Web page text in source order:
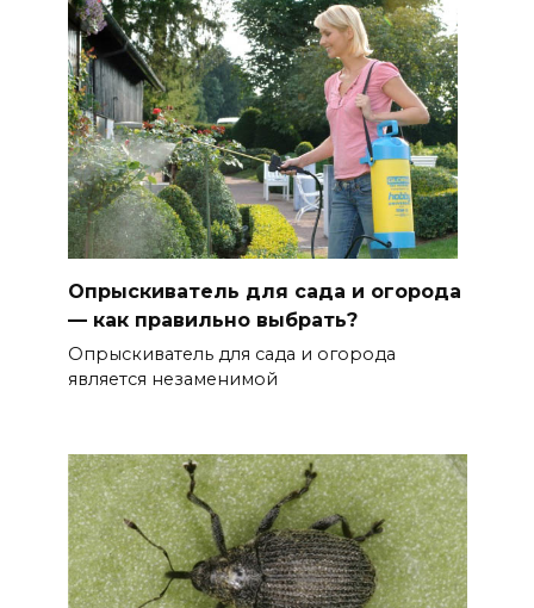
Опрыскиватель для сада и огорода
— как правильно выбрать?
Опрыскиватель для сада и огорода
является незаменимой